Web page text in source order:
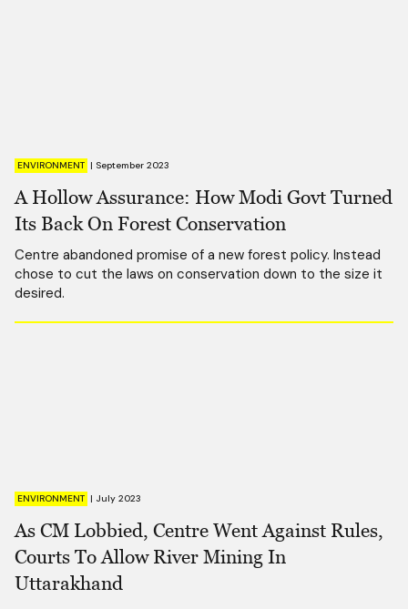
ENVIRONMENT | September 2023
A Hollow Assurance: How Modi Govt Turned
Its Back On Forest Conservation
Centre abandoned promise of a new forest policy. Instead
chose to cut the laws on conservation down to the size it
desired.
ENVIRONMENT | July 2023
As CM Lobbied, Centre Went Against Rules,
Courts To Allow River Mining In
Uttarakhand